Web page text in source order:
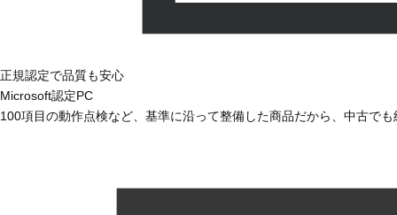
正規認定で品質も安心
Microsoft認定PC
100項目の動作点検など、基準に沿って整備した商品だから、中古で